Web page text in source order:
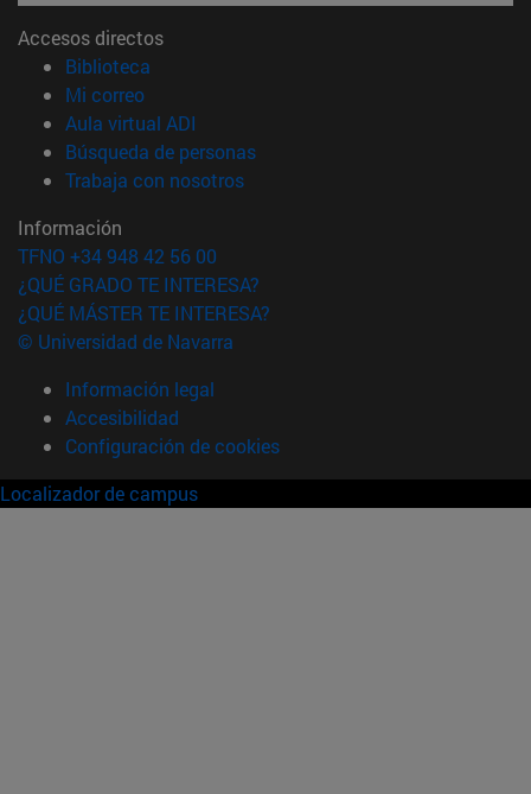
Accesos directos
Biblioteca
Mi correo(abre en nueva ventana)
Aula virtual ADI
Búsqueda de personas(abre en nueva ventana)
Trabaja con nosotros(abre en nueva ventana)
Información
TFNO +34 948 42 56 00
¿QUÉ GRADO TE INTERESA?
¿QUÉ MÁSTER TE INTERESA?
© Universidad de Navarra
Información legal
Accesibilidad
Configuración de cookies
Localizador de campus